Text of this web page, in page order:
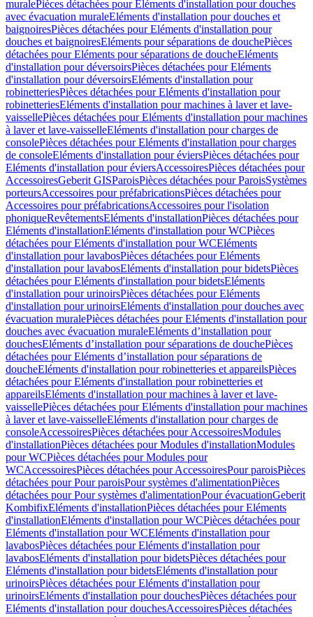
muralePièces détachées pour Eléments d'installation pour douches
avec évacuation muraleEléments d'installation pour douches et
baignoiresPièces détachées pour Eléments d'installation pour
douches et baignoiresEléments pour séparations de douchePièces
détachées pour Eléments pour séparations de doucheEléments
d'installation pour déversoirsPièces détachées pour Eléments
d'installation pour déversoirsEléments d'installation pour
robinetteriesPièces détachées pour Eléments d'installation pour
robinetteriesEléments d'installation pour machines à laver et lave-
vaissellePièces détachées pour Eléments d'installation pour machines
à laver et lave-vaisselleEléments d'installation pour charges de
consolePièces détachées pour Eléments d'installation pour charges
de consoleEléments d'installation pour éviersPièces détachées pour
Eléments d'installation pour éviersAccessoiresPièces détachées pour
AccessoiresGeberit GISParoisPièces détachées pour ParoisSystèmes
porteursAccessoires pour préfabricationsPièces détachées pour
Accessoires pour préfabricationsAccessoires pour l'isolation
phoniqueRevêtementsEléments d'installationPièces détachées pour
Eléments d'installationEléments d'installation pour WCPièces
détachées pour Eléments d'installation pour WCEléments
d'installation pour lavabosPièces détachées pour Eléments
d'installation pour lavabosEléments d'installation pour bidetsPièces
détachées pour Eléments d'installation pour bidetsEléments
d'installation pour urinoirsPièces détachées pour Eléments
d'installation pour urinoirsEléments d'installation pour douches avec
évacuation muralePièces détachées pour Eléments d'installation pour
douches avec évacuation muraleEléments d’installation pour
douchesEléments d’installation pour séparations de douchePièces
détachées pour Eléments d’installation pour séparations de
doucheEléments d'installation pour robinetteries et appareilsPièces
détachées pour Eléments d'installation pour robinetteries et
appareilsEléments d'installation pour machines à laver et lave-
vaissellePièces détachées pour Eléments d'installation pour machines
à laver et lave-vaisselleEléments d'installation pour charges de
consoleAccessoiresPièces détachées pour AccessoiresModules
d'installationPièces détachées pour Modules d'installationModules
pour WCPièces détachées pour Modules pour
WCAccessoiresPièces détachées pour AccessoiresPour paroisPièces
détachées pour Pour paroisPour systèmes d'alimentationPièces
détachées pour Pour systèmes d'alimentationPour évacuationGeberit
KombifixEléments d'installationPièces détachées pour Eléments
d'installationEléments d'installation pour WCPièces détachées pour
Eléments d'installation pour WCEléments d'installation pour
lavabosPièces détachées pour Eléments d'installation pour
lavabosEléments d'installation pour bidetsPièces détachées pour
Eléments d'installation pour bidetsEléments d'installation pour
urinoirsPièces détachées pour Eléments d'installation pour
urinoirsEléments d'installation pour douchesPièces détachées pour
Eléments d'installation pour douchesAccessoiresPièces détachées